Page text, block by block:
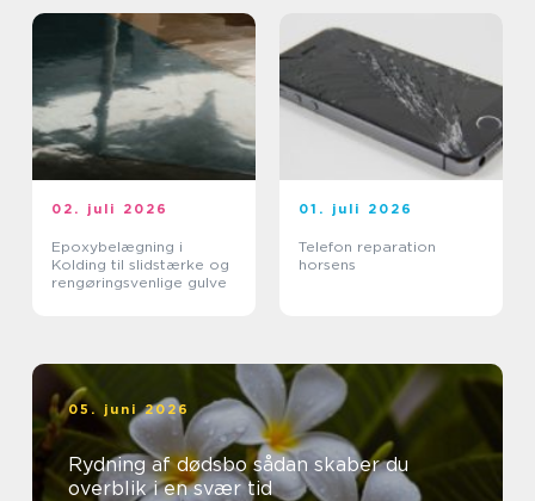
02. juli 2026
Epoxybelægning i
Kolding til slidstærke og
rengøringsvenlige gulve
01. juli 2026
Telefon reparation
horsens
05. juni 2026
Rydning af dødsbo sådan skaber du
overblik i en svær tid